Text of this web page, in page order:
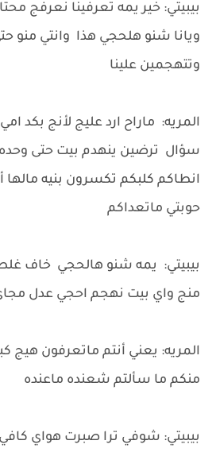
بيبيتي: خير يمه تعرفينا نعرفج
ويانا شنو هلحجي هذا وانتي منو
وتتهجمين علينا
المريه: ماراح ارد عليج لأنج بكد
سؤال ترضين ينهدم بيت حتى وحده
انطاكم كلبكم تكسرون بنيه
حوبتي ماتعداكم
بيبيتي: يمه شنو هالحجي خاف
منج واي بيت نهجم احجي عدل
المريه: يعني أنتم ماتعرفون هيج
منكم ما سألتم شعنده ماعنده
بيبيتي: شوفي ترا صبرت هواي كافي